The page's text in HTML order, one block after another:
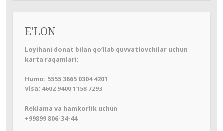
E’LON
Loyihani donat bilan qo‘llab quvvatlovchilar uchun
karta raqamlari:
Humo: 5555 3665 0304 4201
Visa: 4602 9400 1158 7293
Reklama va hamkorlik uchun
+99899 806-34-44